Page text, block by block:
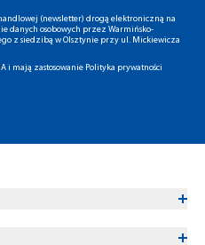
(newsletter) drogą elektroniczną na
danych osobowych przez Warmińsko-
z siedzibą w Olsztynie przy ul. Mickiewicza
i mają zastosowanie Polityka prywatności